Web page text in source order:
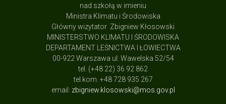
nad szkołą w imieniu
Ministra Klimatu i Środowiska
Główny wizytator Zbigniew Kłosowski
MINISTERSTWO KLIMATU I ŚRODOWISKA
DEPARTAMENT LEŚNICTWA I ŁOWIECTWA
00-922 Warszawa ul: Wawelska 52/54
tel. (+48 22) 36 92 862
tel.kom. +48 728 935 267
email: zbigniew.klosowski@mos.gov.pl